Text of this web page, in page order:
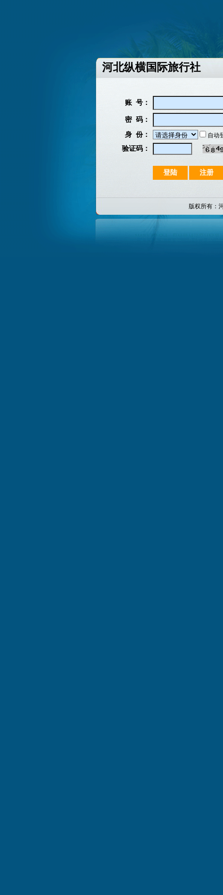
河北纵横国际旅行社
账 号：
密 码：
身 份：
自动
验证码：
版权所有：